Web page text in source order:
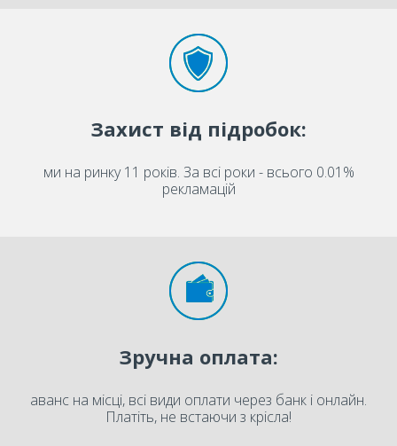
Захист від підробок:
ми на ринку 11 років. За всі роки - всього 0.01%
рекламацій
Зручна оплата:
аванс на місці, всі види оплати через банк і онлайн.
Платіть, не встаючи з крісла!